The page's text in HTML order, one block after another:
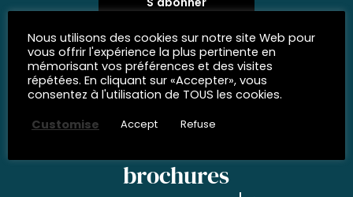
brochures
Nous utilisons des cookies sur notre site Web pour
vous offrir l'expérience la plus pertinente en
mémorisant vos préférences et des visites
répétées. En cliquant sur «Accepter», vous
consentez à l'utilisation de TOUS les cookies.
Customise
Accept Refuse